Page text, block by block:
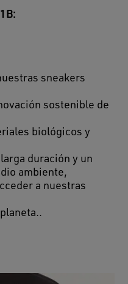
sneakers
sostenible de
biológicos y
duración y un
ambiente,
a nuestras